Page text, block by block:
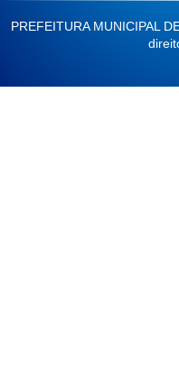
PREFEITURA MUNICIPAL